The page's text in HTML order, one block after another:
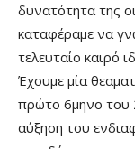
δυνατότητα της
καταφέραμε να
τελευταίο καιρό
Έχουμε μία
πρώτο 6μηνο του
αύξηση του